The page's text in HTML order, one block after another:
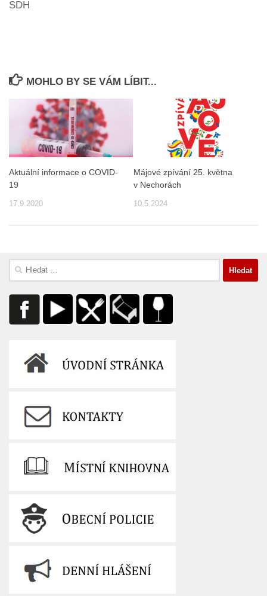
SDH
MOHLO BY SE VÁM LÍBIT...
Aktuální informace o COVID-
19
17.9.2020
Májové zpívání 25. května
v Nechorách
10.5.2024
Vyhledávání